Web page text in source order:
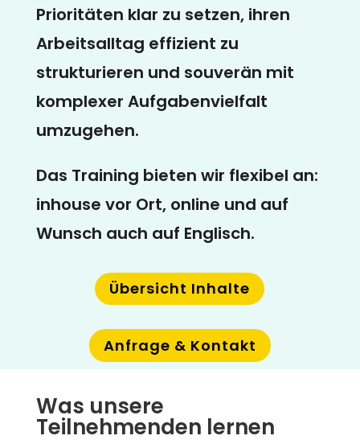
Prioritäten klar zu setzen, ihren
Arbeitsalltag effizient zu
strukturieren und souverän mit
komplexer Aufgabenvielfalt
umzugehen.
Das Training bieten wir flexibel an:
inhouse vor Ort, online und auf
Wunsch auch auf Englisch.
Übersicht Inhalte
Anfrage & Kontakt
Was unsere
Teilnehmenden lernen